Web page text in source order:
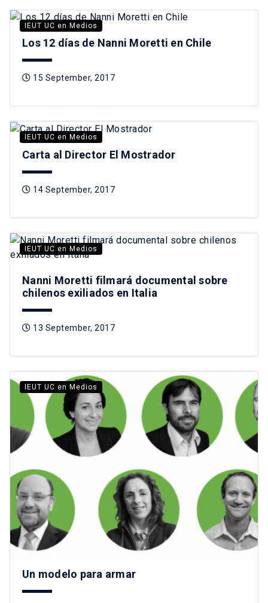
IEUT UC en Medios
Los 12 días de Nanni Moretti en Chile
15 September, 2017
IEUT UC en Medios
Carta al Director El Mostrador
14 September, 2017
IEUT UC en Medios
Nanni Moretti filmará documental sobre
chilenos exiliados en Italia
13 September, 2017
IEUT UC en Medios
Un modelo para armar